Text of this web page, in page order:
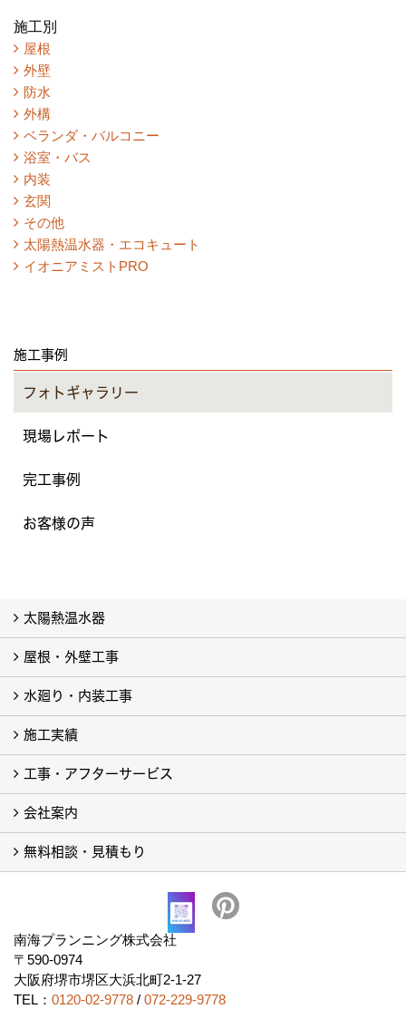
施工別
屋根
外壁
防水
外構
ベランダ・バルコニー
浴室・バス
内装
玄関
その他
太陽熱温水器・エコキュート
イオニアミストPRO
施工事例
フォトギャラリー
現場レポート
完工事例
お客様の声
太陽熱温水器
太陽熱温水器（ソーラー）のメンテナンス・修理について
取り外し・撤去・新規取り付け
太陽熱温水器（ソーラー）について
屋根・外壁工事
屋根リフォーム工事
塗装リフォーム工事
水廻り・内装工事
浴室リフォーム
内装リフォーム (2)
オール電化リフォーム
ガス給湯器
石油給湯器（ボイラー）
太陽光発電
太陽光発電点検
イオニアミストPRO
イオニアミストPROのよくあるご質問
施工実績
フォトギャラリー
現場レポート
完工事例
工事・アフターサービス
工事の流れ
アフターサービス
対応エリア
会社案内
会社概要
アクセス
求人情報
協力会社募集
社会活動
プライバシーポリシー
無料相談・見積もり
南海プランニング株式会社
〒590-0974
大阪府堺市堺区大浜北町2-1-27
TEL： 0120-02-9778 / 072-229-9778